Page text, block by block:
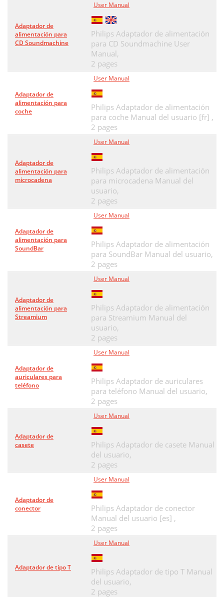
Adaptador de
alimentación para
CD Soundmachine
User Manual
Philips Adaptador de alimentación
para CD Soundmachine User
Manual,
2 pages
Adaptador de
alimentación para
coche
User Manual
Philips Adaptador de alimentación
para coche Manual del usuario [fr] ,
2 pages
Adaptador de
alimentación para
microcadena
User Manual
Philips Adaptador de alimentación
para microcadena Manual del
usuario,
2 pages
Adaptador de
alimentación para
SoundBar
User Manual
Philips Adaptador de alimentación
para SoundBar Manual del usuario,
2 pages
Adaptador de
alimentación para
Streamium
User Manual
Philips Adaptador de alimentación
para Streamium Manual del
usuario,
2 pages
Adaptador de
auriculares para
teléfono
User Manual
Philips Adaptador de auriculares
para teléfono Manual del usuario,
2 pages
Adaptador de
casete
User Manual
Philips Adaptador de casete Manual
del usuario,
2 pages
Adaptador de
conector
User Manual
Philips Adaptador de conector
Manual del usuario [es] ,
2 pages
Adaptador de tipo T
User Manual
Philips Adaptador de tipo T Manual
del usuario,
2 pages